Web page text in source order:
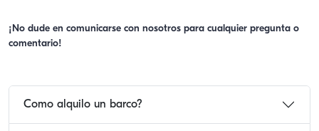
¡No dude en comunicarse con nosotros para cualquier pregunta o
comentario!
Como alquilo un barco?